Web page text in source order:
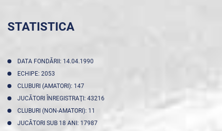
STATISTICA
DATA FONDĂRII: 14.04.1990
ECHIPE: 2053
CLUBURI (AMATORI): 147
JUCĂTORI ÎNREGISTRAŢI: 43216
CLUBURI (NON-AMATORI): 11
JUCĂTORI SUB 18 ANI: 17987